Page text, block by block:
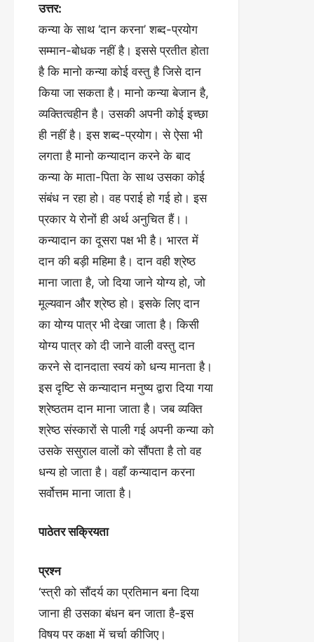
उत्तर:
कन्या के साथ ‘दान करना’ शब्द-प्रयोग
सम्मान-बोधक नहीं है। इससे प्रतीत होता
है कि मानो कन्या कोई वस्तु है जिसे दान
किया जा सकता है। मानो कन्या बेजान है,
व्यक्तित्वहीन है। उसकी अपनी कोई इच्छा
ही नहीं है। इस शब्द-प्रयोग। से ऐसा भी
लगता है मानो कन्यादान करने के बाद
कन्या के माता-पिता के साथ उसका कोई
संबंध न रहा हो। वह पराई हो गई हो। इस
प्रकार ये रोनों ही अर्थ अनुचित हैं।।
कन्यादान का दूसरा पक्ष भी है। भारत में
दान की बड़ी महिमा है। दान वही श्रेष्ठ
माना जाता है, जो दिया जाने योग्य हो, जो
मूल्यवान और श्रेष्ठ हो। इसके लिए दान
का योग्य पात्र भी देखा जाता है। किसी
योग्य पात्र को दी जाने वाली वस्तु दान
करने से दानदाता स्वयं को धन्य मानता है।
इस दृष्टि से कन्यादान मनुष्य द्वारा दिया गया
श्रेष्ठतम दान माना जाता है। जब व्यक्ति
श्रेष्ठ संस्कारों से पाली गई अपनी कन्या को
उसके ससुराल वालों को सौंपता है तो वह
धन्य हो जाता है। वहाँ कन्यादान करना
सर्वोत्तम माना जाता है।
पाठेतर सक्रियता
प्रश्न
‘स्त्री को सौंदर्य का प्रतिमान बना दिया
जाना ही उसका बंधन बन जाता है-इस
विषय पर कक्षा में चर्चा कीजिए।